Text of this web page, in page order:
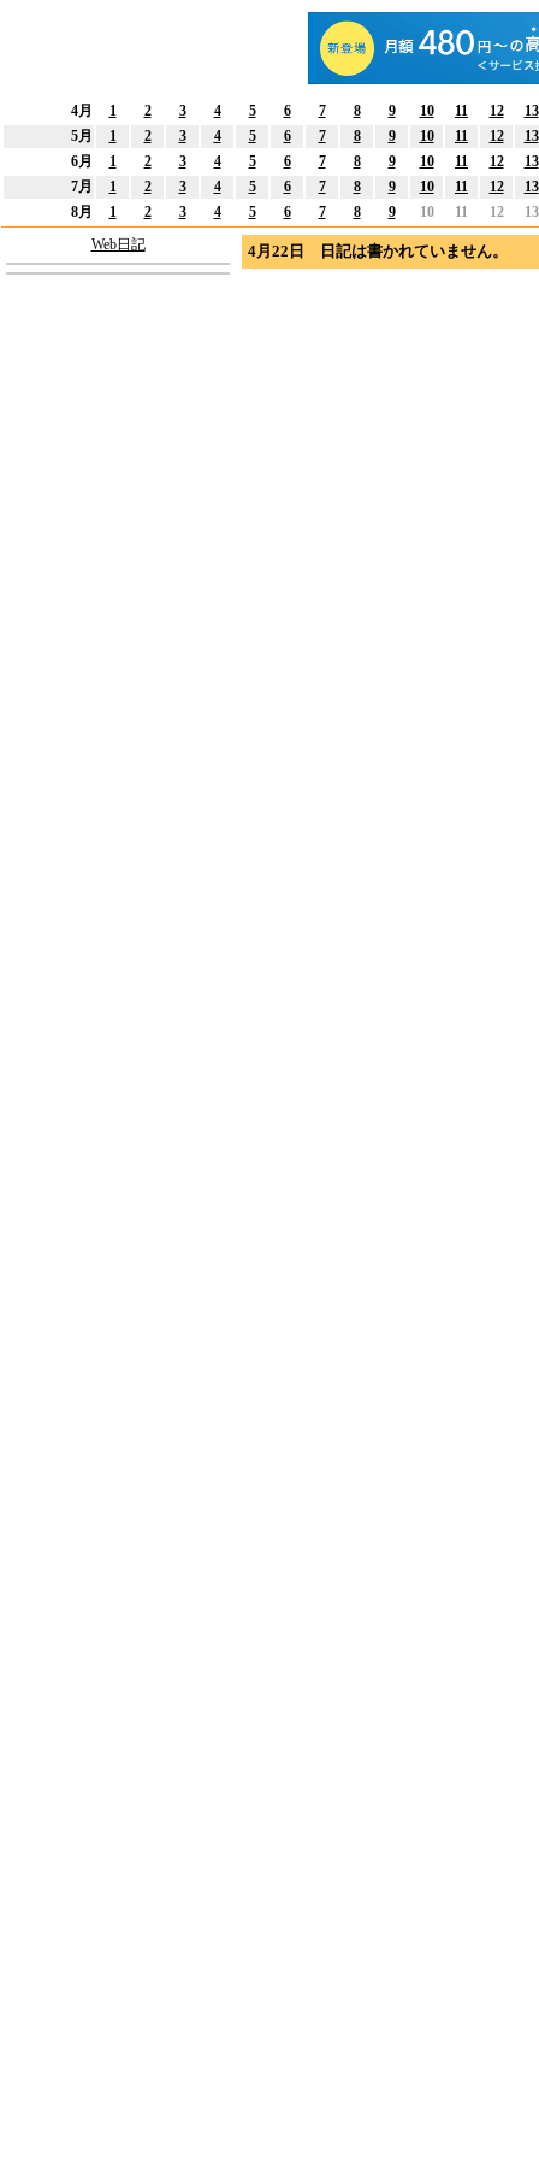
4月 1 2 3 4 5 6 7 8 9 10 11 12
13
5月
1 2 3 4 5 6 7 8 9 10 11 12
13
6月
1 2 3 4 5 6 7 8 9 10 11 12
13
7月
1 2 3 4 5 6 7 8 9 10 11 12
13
8月
1 2 3 4 5 6 7 8 9 10 11 12
13
Web日記
4月22日 日記は書かれていません。